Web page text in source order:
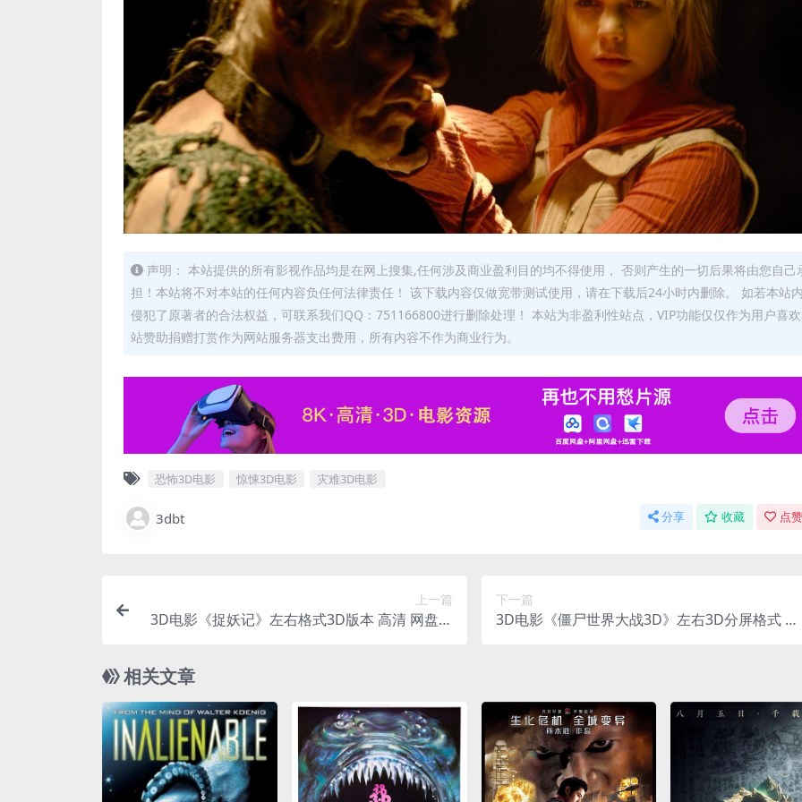
声明： 本站提供的所有影视作品均是在网上搜集,任何涉及商业盈利目的均不得使用， 否则产生的一切后果将由您自己
担！本站将不对本站的任何内容负任何法律责任！ 该下载内容仅做宽带测试使用，请在下载后24小时内删除。 如若本站
侵犯了原著者的合法权益，可联系我们QQ：751166800进行删除处理！ 本站为非盈利性站点，VIP功能仅仅作为用户喜
站赞助捐赠打赏作为网站服务器支出费用，所有内容不作为商业行为。
恐怖3D电影 惊悚3D电影 灾难3D电影
3dbt 分享 收藏 点
上一篇
3D电影《捉妖记》左右格式3D版本 高清 网盘下
下一篇
3D电影《僵尸世界大战3D》左右3D分屏格式 高
相关文章